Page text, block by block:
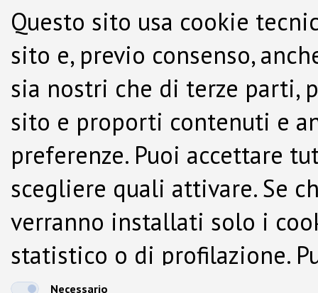
Questo sito usa cookie
sito e, previo consenso,
sia nostri che di terze parti,
sito e proporti contenuti e
preferenze. Puoi accettare
scegliere quali attivare. Se
verranno installati solo i
statistico o di profilazione.
Necessario